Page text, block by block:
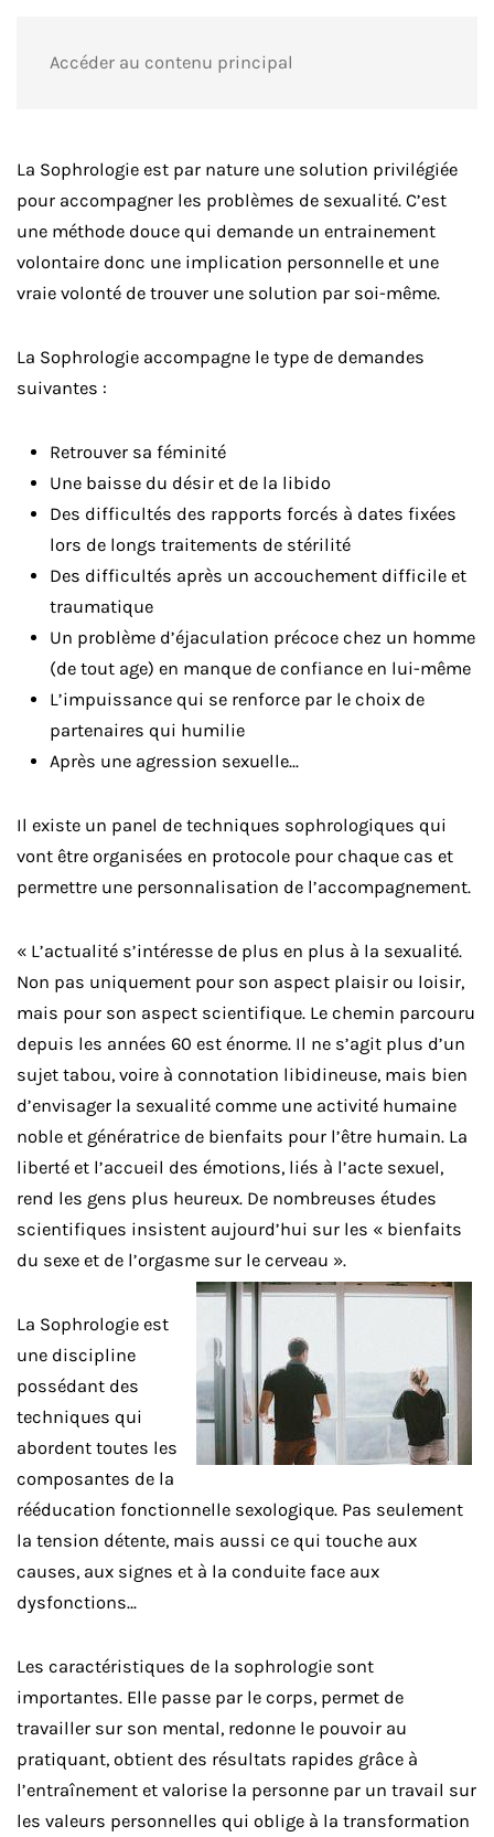
Accéder au contenu principal
La Sophrologie est par nature une solution privilégiée
pour accompagner les problèmes de sexualité. C’est
une méthode douce qui demande un entrainement
volontaire donc une implication personnelle et une
vraie volonté de trouver une solution par soi-même.
La Sophrologie accompagne le type de demandes
suivantes :
Retrouver sa féminité
Une baisse du désir et de la libido
Des difficultés des rapports forcés à dates fixées
lors de longs traitements de stérilité
Des difficultés après un accouchement difficile et
traumatique
Un problème d’éjaculation précoce chez un homme
(de tout age) en manque de confiance en lui-même
L’impuissance qui se renforce par le choix de
partenaires qui humilie
Après une agression sexuelle...
Il existe un panel de techniques sophrologiques qui
vont être organisées en protocole pour chaque cas et
permettre une personnalisation de l’accompagnement.
« L’actualité s’intéresse de plus en plus à la sexualité.
Non pas uni­quement pour son aspect plaisir ou loisir,
mais pour son aspect scientifique. Le chemin parcouru
depuis les années 60 est énorme. Il ne s’agit plus d’un
sujet tabou, voire à connotation libidineuse, mais bien
d’envisager la sexualité comme une activité humaine
noble et génératrice de bienfaits pour l’être humain. La
liberté et l’accueil des émotions, liés à l’acte sexuel,
rend les gens plus heureux. De nombreuses études
scientifiques insistent aujourd’hui sur les « bienfaits
du sexe et de l’orgasme sur le cer­veau ».
La Sophrologie est
une discipline
possédant des
techniques qui
abordent toutes les
composantes de la
rééducation fonctionnelle sexologique. Pas seulement
la tension détente, mais aussi ce qui touche aux
causes, aux signes et à la conduite face aux
dysfonctions…
Les caractéristiques de la sophrologie sont
importantes. Elle passe par le corps, permet de
travailler sur son mental, redonne le pouvoir au
pratiquant, obtient des résultats rapides grâce à
l’entraînement et valorise la personne par un travail sur
les valeurs personnelles qui oblige à la transformation